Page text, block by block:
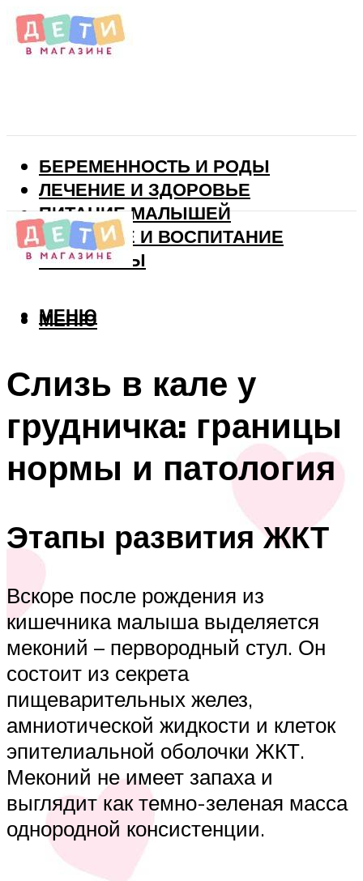
БЕРЕМЕННОСТЬ И РОДЫ
ЛЕЧЕНИЕ И ЗДОРОВЬЕ
ПИТАНИЕ МАЛЫШЕЙ
РАЗВИТИЕ И ВОСПИТАНИЕ
ВИТАМИНЫ
МЕНЮ
МЕНЮ
Слизь в кале у
грудничка: границы
нормы и патология
Этапы развития ЖКТ
Вскоре после рождения из
кишечника малыша выделяется
меконий – первородный стул. Он
состоит из секрета
пищеварительных желез,
амниотической жидкости и клеток
эпителиальной оболочки ЖКТ.
Меконий не имеет запаха и
выглядит как темно-зеленая масса
однородной консистенции.